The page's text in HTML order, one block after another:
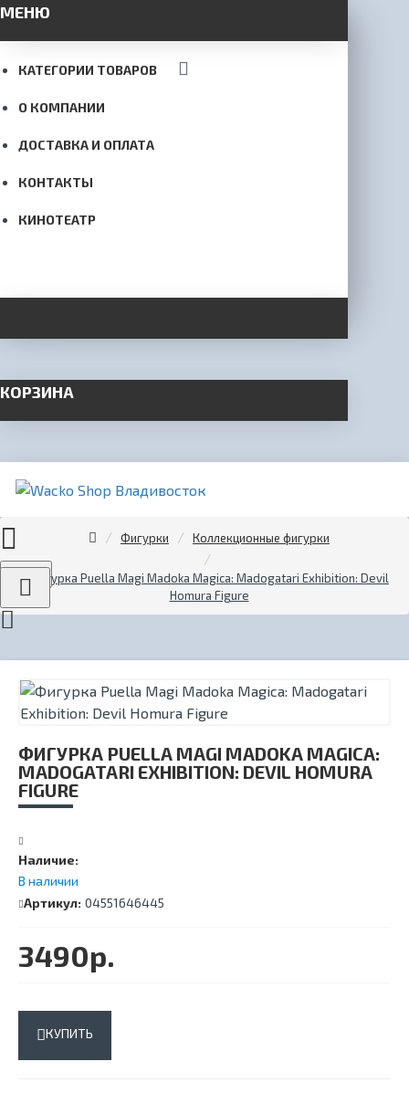
МЕНЮ
КАТЕГОРИИ ТОВАРОВ
О КОМПАНИИ
ДОСТАВКА И ОПЛАТА
КОНТАКТЫ
КИНОТЕАТР
КОРЗИНА
Menu
Фигурки Коллекционные фигурки
Фигурка Puella Magi Madoka Magica: Madogatari Exhibition: Devil
Homura Figure
ФИГУРКА PUELLA MAGI MADOKA MAGICA:
MADOGATARI EXHIBITION: DEVIL HOMURA
FIGURE
Наличие:
В наличии
Артикул: 04551646445
3490р.
КУПИТЬ